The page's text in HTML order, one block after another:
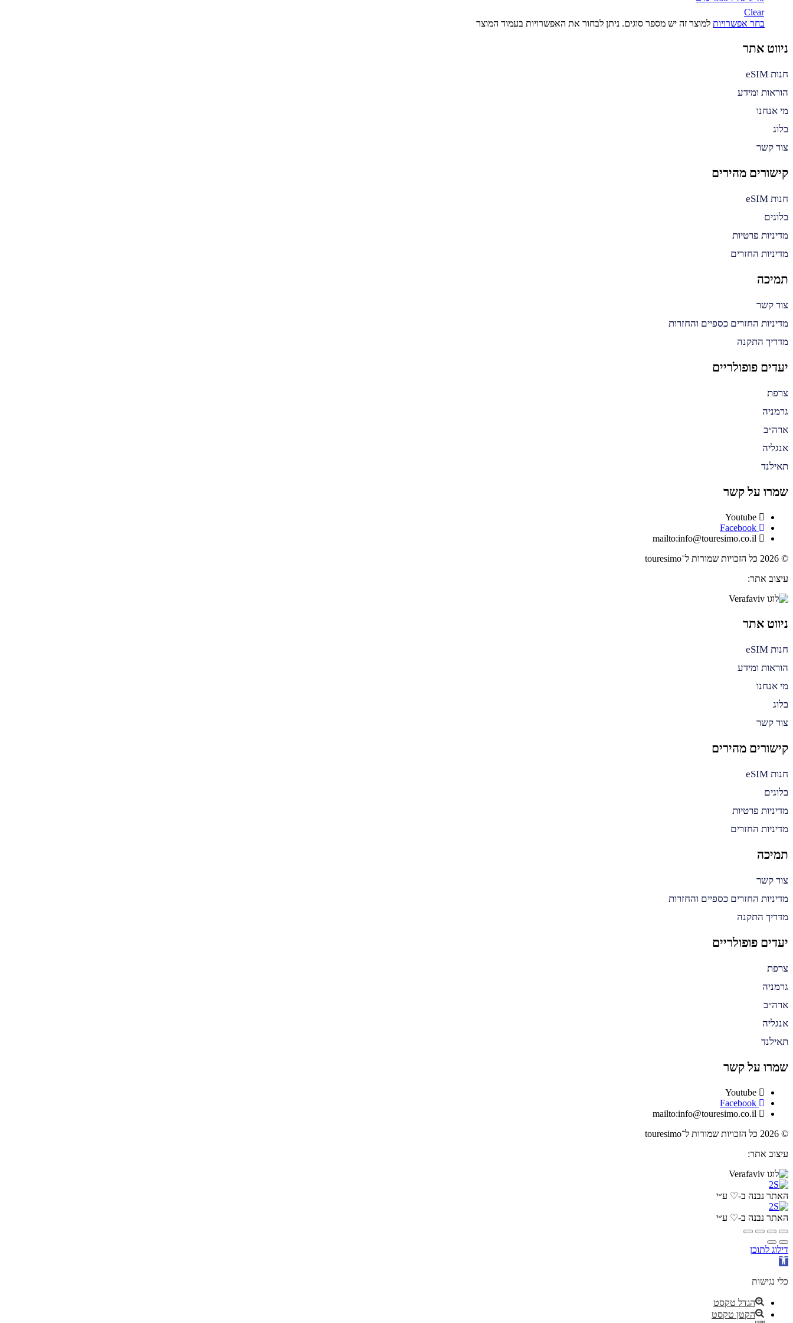
Clear
בחר אפשרויות למוצר זה יש מספר סוגים. ניתן לבחור את האפשרויות בעמוד המוצר
ניווט אתר
חנות eSIM
הוראות ומידע
מי אנחנו
בלוג
צור קשר
קישורים מהירים
חנות eSIM
בלוגים
מדיניות פרטיות
מדיניות החזרים
תמיכה
צור קשר
מדיניות החזרים כספיים והחזרות
מדריך התקנה
יעדים פופולריים
צרפת
גרמניה
ארה״ב
אנגליה
תאילנד
שמרו על קשר
Youtube
Facebook
mailto:info@touresimo.co.il
© 2026 כל הזכויות שמורות ל־touresimo
עיצוב אתר:
ניווט אתר
חנות eSIM
הוראות ומידע
מי אנחנו
בלוג
צור קשר
קישורים מהירים
חנות eSIM
בלוגים
מדיניות פרטיות
מדיניות החזרים
תמיכה
צור קשר
מדיניות החזרים כספיים והחזרות
מדריך התקנה
יעדים פופולריים
צרפת
גרמניה
ארה״ב
אנגליה
תאילנד
שמרו על קשר
Youtube
Facebook
mailto:info@touresimo.co.il
© 2026 כל הזכויות שמורות ל־touresimo
עיצוב אתר:
האתר נבנה ב-♡ ע״י
האתר נבנה ב-♡ ע״י
דילוג לתוכן
פתח
נגישות
כלי נגישות
הגדל טקסט
הקטן טקסט